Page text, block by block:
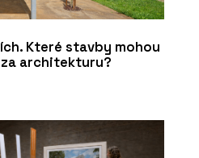
Které stavby mohou
architekturu?